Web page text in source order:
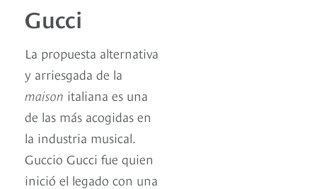
Gucci
La propuesta alternativa
y arriesgada de la
maison italiana es una
de las más acogidas en
la industria musical.
Guccio Gucci fue quien
inició el legado con una